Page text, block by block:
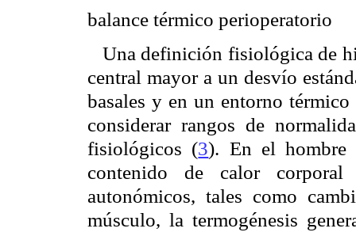
balance térmico perioperatorio
Una definición fisiológica de
central mayor a un desvío
basales y en un entorno
considerar rangos de
fisiológicos (3). En el hombre
contenido de calor corporal
autonómicos, tales como
músculo, la termogénesis